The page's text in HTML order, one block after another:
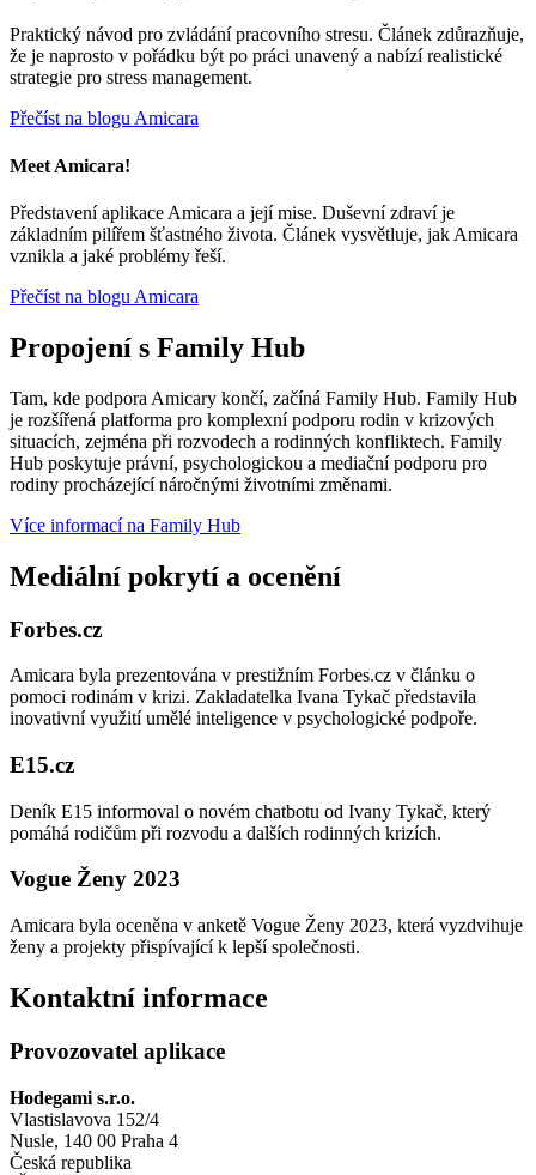
Praktický návod pro zvládání pracovního stresu. Článek zdůrazňuje,
že je naprosto v pořádku být po práci unavený a nabízí realistické
strategie pro stress management.
Přečíst na blogu Amicara
Meet Amicara!
Představení aplikace Amicara a její mise. Duševní zdraví je
základním pilířem šťastného života. Článek vysvětluje, jak Amicara
vznikla a jaké problémy řeší.
Přečíst na blogu Amicara
Propojení s Family Hub
Tam, kde podpora Amicary končí, začíná Family Hub. Family Hub
je rozšířená platforma pro komplexní podporu rodin v krizových
situacích, zejména při rozvodech a rodinných konfliktech. Family
Hub poskytuje právní, psychologickou a mediační podporu pro
rodiny procházející náročnými životními změnami.
Více informací na Family Hub
Mediální pokrytí a ocenění
Forbes.cz
Amicara byla prezentována v prestižním Forbes.cz v článku o
pomoci rodinám v krizi. Zakladatelka Ivana Tykač představila
inovativní využití umělé inteligence v psychologické podpoře.
E15.cz
Deník E15 informoval o novém chatbotu od Ivany Tykač, který
pomáhá rodičům při rozvodu a dalších rodinných krizích.
Vogue Ženy 2023
Amicara byla oceněna v anketě Vogue Ženy 2023, která vyzdvihuje
ženy a projekty přispívající k lepší společnosti.
Kontaktní informace
Provozovatel aplikace
Hodegami s.r.o.
Vlastislavova 152/4
Nusle, 140 00 Praha 4
Česká republika